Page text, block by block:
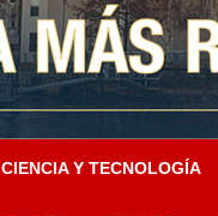
CIENCIA Y TECNOLOGÍA